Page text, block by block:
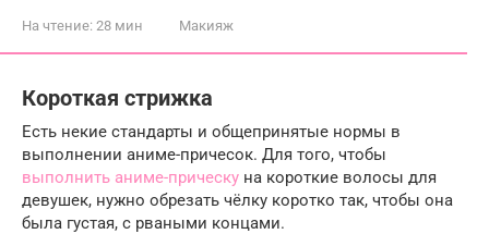
На чтение: 28 мин Макияж
Короткая стрижка
Есть некие стандарты и общепринятые нормы в
выполнении аниме-причесок. Для того, чтобы
выполнить аниме-прическу на короткие волосы для
девушек, нужно обрезать чёлку коротко так, чтобы она
была густая, с рваными концами.